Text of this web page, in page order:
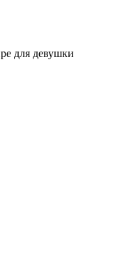
для девушки